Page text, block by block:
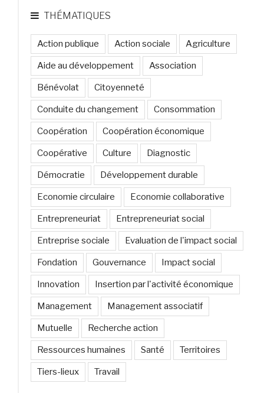
THÉMATIQUES
Action publique Action sociale Agriculture
Aide au développement Association
Bénévolat Citoyenneté
Conduite du changement Consommation
Coopération Coopération économique
Coopérative Culture Diagnostic
Démocratie Développement durable
Economie circulaire Economie collaborative
Entrepreneuriat Entrepreneuriat social
Entreprise sociale Evaluation de l'impact social
Fondation Gouvernance Impact social
Innovation Insertion par l'activité économique
Management Management associatif
Mutuelle Recherche action
Ressources humaines Santé Territoires
Tiers-lieux Travail